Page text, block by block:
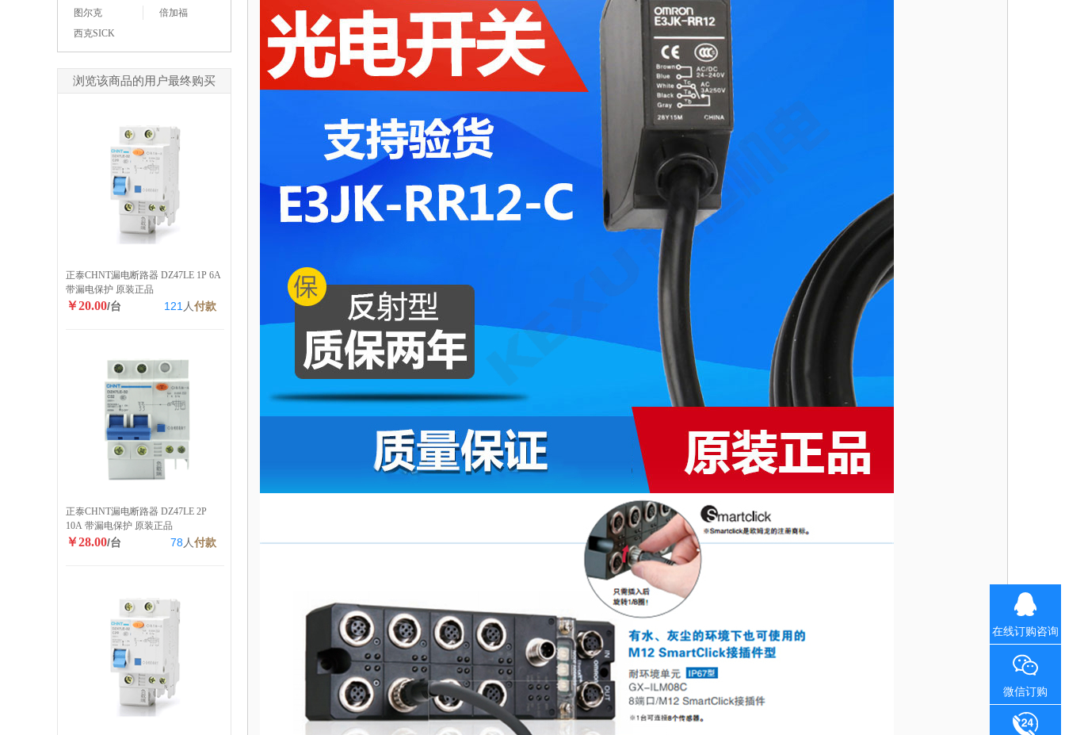
图尔克
倍加福
西克SICK
浏览该商品的用户最终购买
正泰CHNT漏电断路器 DZ47LE 1P 6A
带漏电保护 原装正品
￥20.00/台 121 人付款
正泰CHNT漏电断路器 DZ47LE 2P
10A 带漏电保护 原装正品
￥28.00/台 78 人付款
在线订购咨询
微信订购